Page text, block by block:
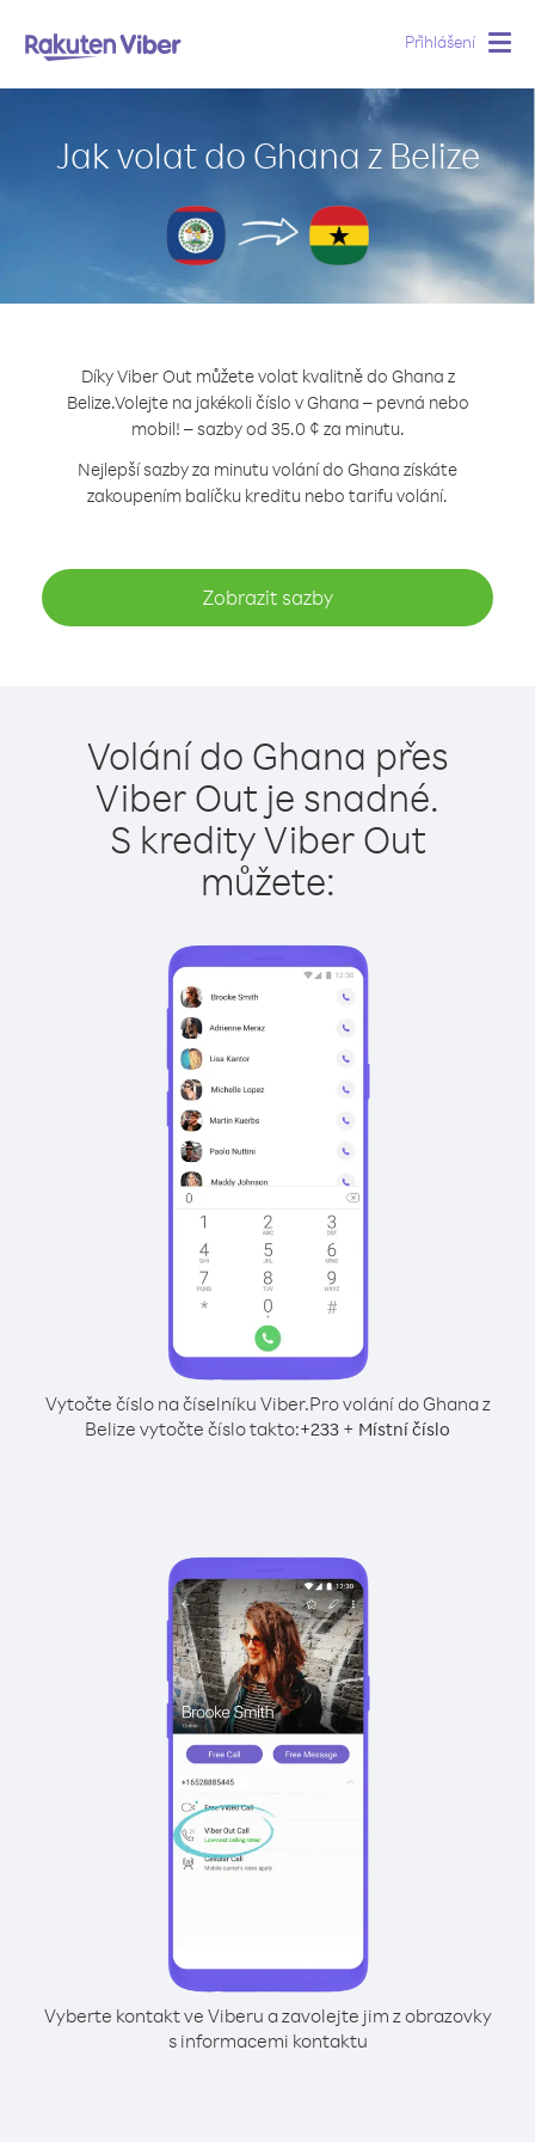
Přihlášení
Jak volat do Ghana z Belize
Díky Viber Out můžete volat kvalitně do Ghana z
Belize.Volejte na jakékoli číslo v Ghana – pevná nebo
mobil! – sazby od 35.0 ¢ za minutu.
Nejlepší sazby za minutu volání do Ghana získáte
zakoupením balíčku kreditu nebo tarifu volání.
Zobrazit sazby
Volání do Ghana přes
Viber Out je snadné.
S kredity Viber Out
můžete:
Vytočte číslo na číselníku Viber.Pro volání do Ghana z
Belize vytočte číslo takto:+233 + Místní číslo
Vyberte kontakt ve Viberu a zavolejte jim z obrazovky
s informacemi kontaktu